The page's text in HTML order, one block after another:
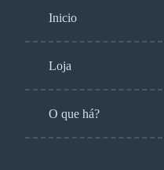
Inicio
Loja
O que há?